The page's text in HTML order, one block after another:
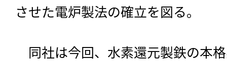
させた電炉製法の確立を図る。
同社は今回、水素還元製鉄の本